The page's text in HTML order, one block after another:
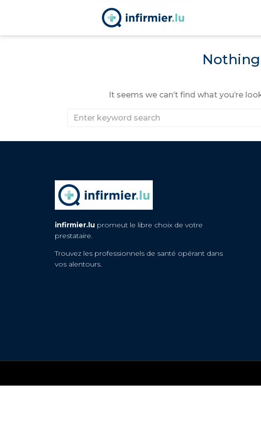
It seems we can’t find what you’re
infirmier.lu promeut le libre choix de votre
prestataire.
Trouvez les professionnels de santé opérant dans
vos alentours.